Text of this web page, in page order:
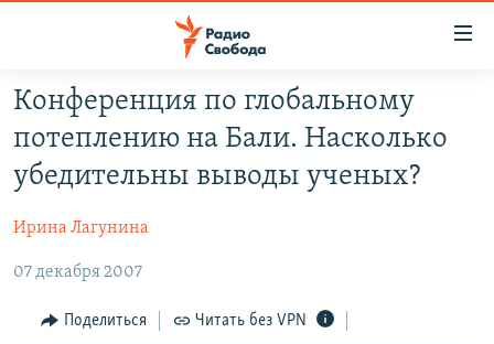
упрощенного
доступа
Вернуться
основному
Вернутся
главной
ПРОГРАММЫ
ПОДКАСТЫ
ЦИТАТЫ СВОБОДЫ
МНЕНИЯ
КУЛЬТУРА
Конференция по глобальному
потеплению на Бали. Насколько
убедительны выводы ученых?
Ирина Лагунина
07 декабря 2007
Поделиться Читать без VPN